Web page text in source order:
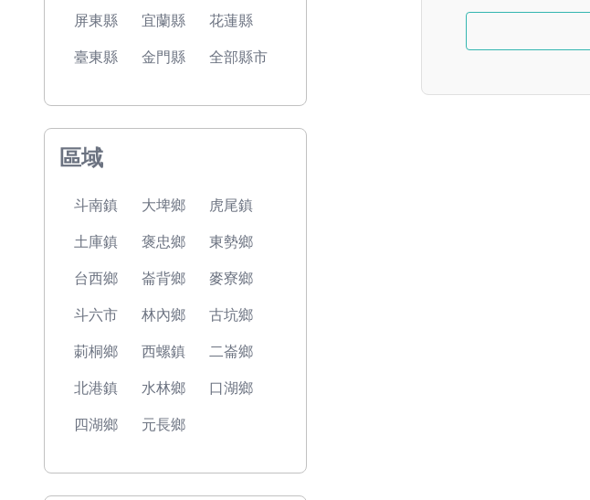
屏東縣 宜蘭縣 花蓮縣
臺東縣 金門縣 全部縣市
區域
斗南鎮 大埤鄉 虎尾鎮
土庫鎮 褒忠鄉 東勢鄉
台西鄉 崙背鄉 麥寮鄉
斗六市 林內鄉 古坑鄉
莿桐鄉 西螺鎮 二崙鄉
北港鎮 水林鄉 口湖鄉
四湖鄉 元長鄉